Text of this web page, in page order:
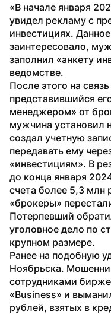
«В начале января
увидел рекламу с
инвестициях.
заинтересовало,
заполнил «анкету
ведомстве.
После этого на
представившийся
менеджером» от
мужчина установил
создал учетную
передавать ему
«инвестициям». В
до конца января
счета более 5,3 млн
«брокеры»
Потерпевший
уголовное дело по
крупном размере.
Ранее на подобную
Ноябрьска.
сотрудниками
«Business» и
рублей, взятых в